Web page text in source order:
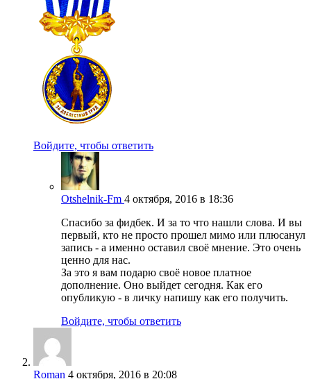
Войдите, чтобы ответить
Otshelnik-Fm 4 октября, 2016 в 18:36
Спасибо за фидбек. И за то что нашли слова. И вы
первый, кто не просто прошел мимо или плюсанул
запись - а именно оставил своё мнение. Это очень
ценно для нас.
За это я вам подарю своё новое платное
дополнение. Оно выйдет сегодня. Как его
опубликую - в личку напишу как его получить.
Войдите, чтобы ответить
Roman 4 октября, 2016 в 20:08